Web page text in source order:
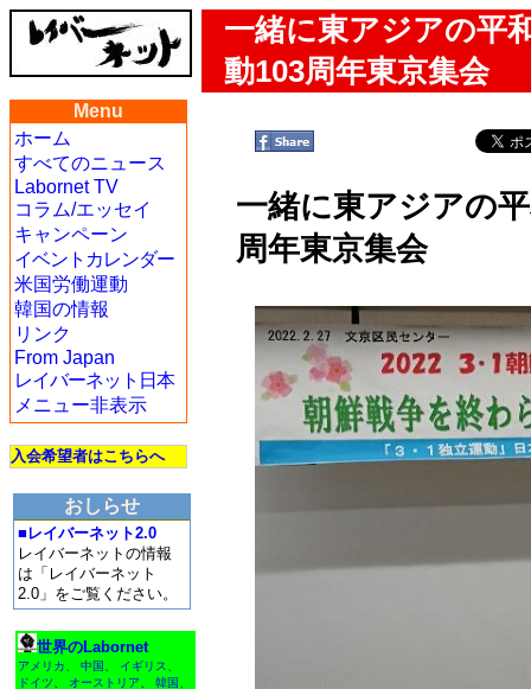
一緒に東アジアの平
動103周年東京集会
Menu
ホーム
すべてのニュース
Labornet TV
コラム/エッセイ
キャンペーン
イベントカレンダー
米国労働運動
韓国の情報
リンク
From Japan
レイバーネット日本
メニュー非表示
入会希望者はこちらへ
おしらせ
■レイバーネット2.0
レイバーネットの情報
は「レイバーネット
2.0」をご覧ください。
世界のLabornet
アメリカ 中国 イギリス
ドイツ
オーストリア 韓国
一緒に東アジアの
周年東京集会